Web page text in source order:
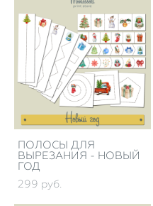
ПОЛОСЫ ДЛЯ
ВЫРЕЗАНИЯ - НОВЫЙ
ГОД
299 pуб.